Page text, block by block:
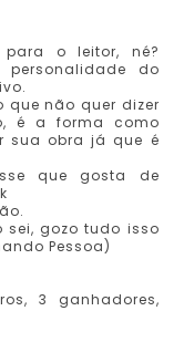
para o leitor, né?
do
que não quer dizer
é a forma como
sua obra já que é
que gosta de
sei, gozo tudo isso
Pessoa)
3 ganhadores,